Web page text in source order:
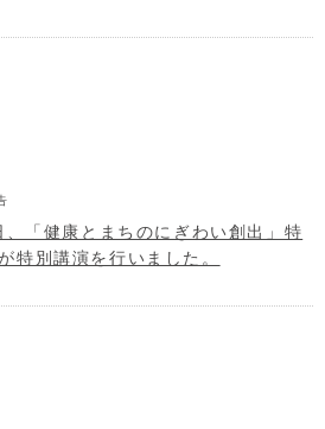
、「健康とまちのにぎわい創出」特
特別講演を行いました。